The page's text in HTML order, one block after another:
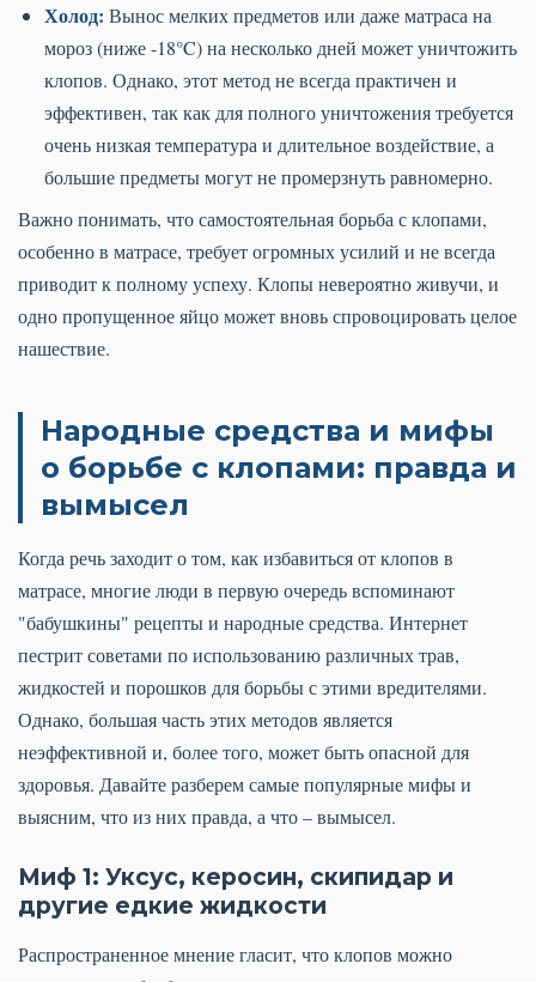
Холод: Вынос мелких предметов или даже матраса на
мороз (ниже -18°C) на несколько дней может уничтожить
клопов. Однако, этот метод не всегда практичен и
эффективен, так как для полного уничтожения требуется
очень низкая температура и длительное воздействие, а
большие предметы могут не промерзнуть равномерно.
Важно понимать, что самостоятельная борьба с клопами,
особенно в матрасе, требует огромных усилий и не всегда
приводит к полному успеху. Клопы невероятно живучи, и
одно пропущенное яйцо может вновь спровоцировать целое
нашествие.
Народные средства и мифы
о борьбе с клопами: правда и
вымысел
Когда речь заходит о том, как избавиться от клопов в
матрасе, многие люди в первую очередь вспоминают
"бабушкины" рецепты и народные средства. Интернет
пестрит советами по использованию различных трав,
жидкостей и порошков для борьбы с этими вредителями.
Однако, большая часть этих методов является
неэффективной и, более того, может быть опасной для
здоровья. Давайте разберем самые популярные мифы и
выясним, что из них правда, а что – вымысел.
Миф 1: Уксус, керосин, скипидар и
другие едкие жидкости
Распространенное мнение гласит, что клопов можно